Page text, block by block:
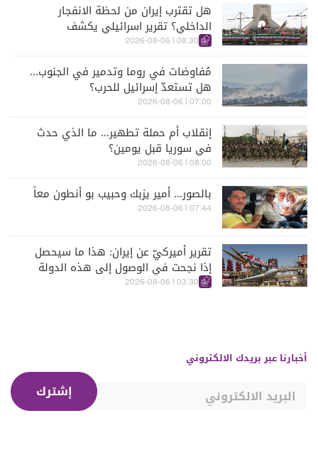
هل تقترب إيران من لحظة الانفجار
الداخلي؟ تقرير اسرائيلي يكشف
الكواليس
08:30 | 2026-08-06
مُفاوضات في روما وتدمير في الجنوب...
هل تستعدّ إسرائيل للحرب؟
07:00 | 2026-08-06
إنقلاب أم حملة تطهير... ما الذي حدث
في سوريا قبل يومين؟
08:00 | 2026-08-06
بالصور... أمير يزبك وحبيب بو أنطون معاً
07:44 | 2026-08-06
تقرير أميركيّ عن إيران: هذا ما سيحصل
إذا نجحت في الوصول إلى هذه الدولة
الآسيويّة
03:30 | 2026-08-06
أخبارنا عبر بريدك الالكتروني
إشترك